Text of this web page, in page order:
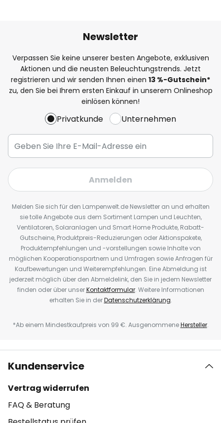
Newsletter
Verpassen Sie keine unserer besten Angebote, exklusiven
Aktionen und die neusten Beleuchtungstrends. Jetzt
registrieren und wir senden Ihnen einen 13 %-Gutschein*
zu, den Sie bei Ihrem ersten Einkauf in unserem Onlineshop
einlösen können!
Privatkunde Unternehmen
Anmelden
Melden Sie sich für den Lampenwelt.de Newsletter an und erhalten
sie tolle Angebote aus dem Sortiment Lampen und Leuchten,
Ventilatoren, Solaranlagen und Smart Home Produkte, Rabatt-
Gutscheine, Produktpreis-Reduzierungen oder Aktionspakete,
Produktempfehlungen und -vorstellungen sowie Inhalte von
möglichen Kooperationspartnern und Umfragen sowie Anfragen für
Kaufbewertungen und Weiterempfehlungen. Eine Abmeldung ist
jederzeit möglich über den Abmeldelink, den Sie in jedem Newsletter
finden oder über unserKontaktformular. Weitere Informationen
erhalten Sie in derDatenschutzerklärung.
*Ab einem Mindestkaufpreis von 99 €. AusgenommeneHersteller.
Kundenservice
Vertrag widerrufen
FAQ & Beratung